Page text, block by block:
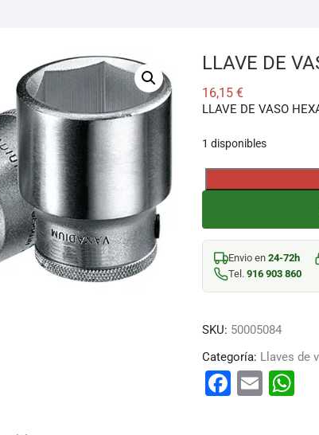
LLAVE DE
16,15 €
LLAVE DE VASO
1 disponibles
LLAVE
VASO
HEXAGONAL
3/4
Envio en 24-72h
Tel. 916 903 860
SKU: 50005084
Categoría: Llaves de
F
E